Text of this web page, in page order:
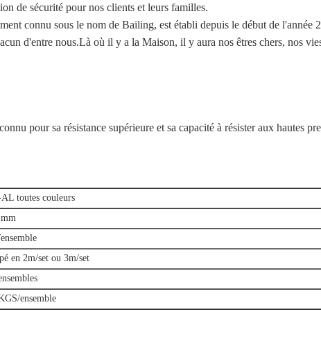
de sécurité pour nos clients et leurs familles.
connu sous le nom de Bailing, est établi depuis le début de l'année
d'entre nous.Là où il y a la Maison, il y aura nos êtres chers, nos
pour sa résistance supérieure et sa capacité à résister aux hautes
toutes couleurs
en 2m/set ou 3m/set
ensemble